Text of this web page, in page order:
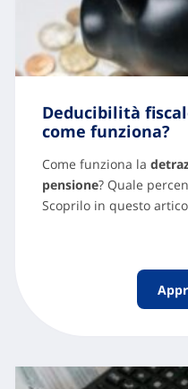
Deducibilità
come funziona?
Come funziona la
pensione? Quale
Scoprilo in questo